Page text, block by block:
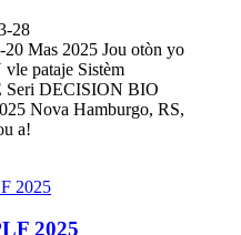
28
Mas 2025 Jou otòn yo
pataje Sistèm
Seri DECISION BIO
Nova Hamburgo, RS,
a!
2025